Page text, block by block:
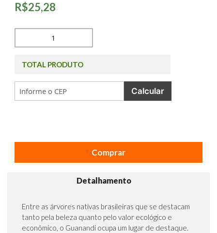
R$25,28
TOTAL PRODUTO
Calcular
Comprar
Detalhamento
Entre as árvores nativas brasileiras que se destacam
tanto pela beleza quanto pelo valor ecológico e
econômico, o Guanandi ocupa um lugar de destaque.